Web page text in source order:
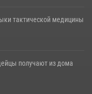
тактической медицины
получают из дома